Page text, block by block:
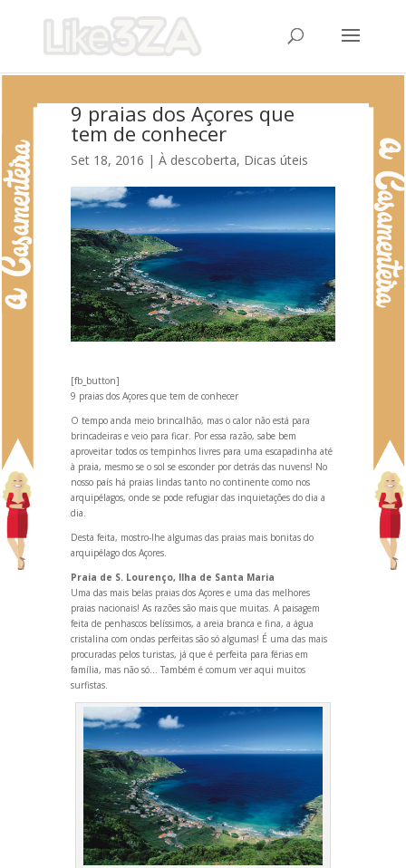
9 praias dos Açores que
tem de conhecer
Set 18, 2016 | À descoberta, Dicas úteis
[fb_button]
9 praias dos Açores que tem de conhecer
O tempo anda meio brincalhão, mas o calor não está para
brincadeiras e veio para ficar. Por essa razão, sabe bem
aproveitar todos os tempinhos livres para uma escapadinha até
à praia, mesmo se o sol se esconder por detrás das nuvens! No
nosso país há praias lindas tanto no continente como nos
arquipélagos, onde se pode refugiar das inquietações do dia a
dia.
Desta feita, mostro-lhe algumas das praias mais bonitas do
arquipélago dos Açores.
Praia de S. Lourenço, Ilha de Santa Maria
Uma das mais belas praias dos Açores e uma das melhores
praias nacionais! As razões são mais que muitas. A paisagem
feita de penhascos belíssimos, a areia branca e fina, a água
cristalina com ondas perfeitas são só algumas! É uma das mais
procuradas pelos turistas, já que é perfeita para férias em
família, mas não só... Também é comum ver aqui muitos
surfistas.